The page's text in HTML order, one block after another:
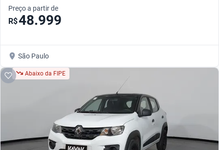
Preço a partir de
R$48.999
São Paulo
Abaixo da FIPE